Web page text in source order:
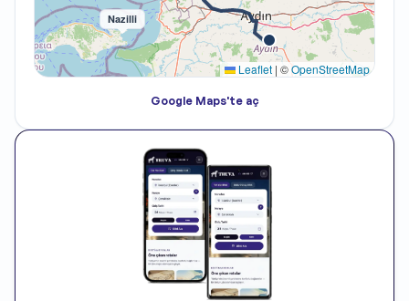
Nazilli
Leaflet | ©OpenStreetMap
Google Maps'te aç